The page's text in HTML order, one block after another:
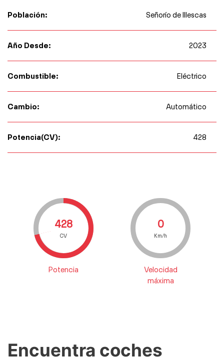
Población: Señorío de Illescas
Año Desde: 2023
Combustible: Eléctrico
Cambio: Automático
Potencia(CV): 428
428
CV
Potencia
0
Km/h
Velocidad
máxima
Encuentra coches